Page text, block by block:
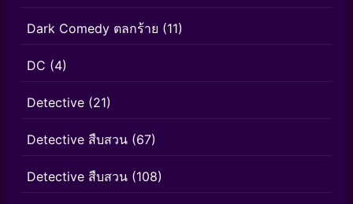
Dark Comedy ตลกร้าย (11)
DC (4)
Detective (21)
Detective สืบสวน (67)
Detective สืบสวน (108)